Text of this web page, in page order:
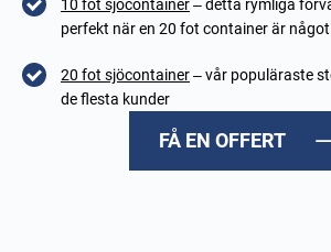
10 fot sjöcontainer– detta rymliga
perfekt när en 20 fot container är
20 fot sjöcontainer– vår populäraste
de flesta kunder
FÅ EN OFFERT